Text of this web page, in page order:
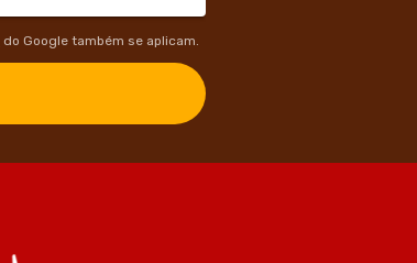
do Google também se aplicam.